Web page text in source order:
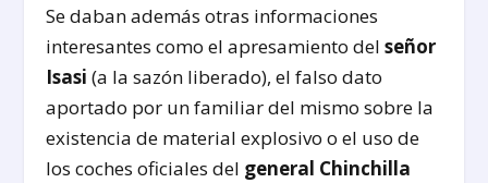
Se daban además otras informaciones
interesantes como el apresamiento delseñor
Isasi(a la sazón liberado), el falso dato
aportado por un familiar del mismo sobre la
existencia de material explosivo o el uso de
los coches oficiales del general Chinchilla